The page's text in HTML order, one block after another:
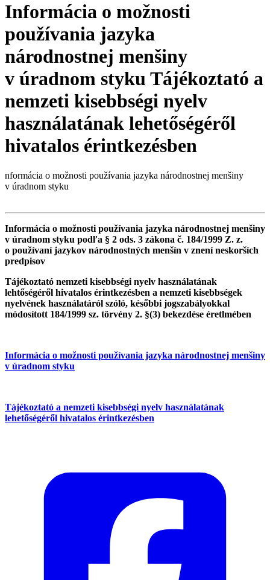
Informácia o možnosti
používania jazyka
národnostnej menšiny
v úradnom styku Tájékoztató a
nemzeti kisebbségi nyelv
használatának lehetőségéről
hivatalos érintkezésben
nformácia o možnosti používania jazyka národnostnej menšiny
v úradnom styku
Informácia o možnosti používania jazyka národnostnej menšiny
v úradnom styku podľa § 2 ods. 3 zákona č. 184/1999 Z. z.
o používaní jazykov národnostných menšín v znení neskorších
predpisov
Tájékoztató nemzeti kisebbségi nyelv használatának
lehtőségéről hivatalos érintkezésben a nemzeti kisebbségek
nyelvének használatáról szóló, későbbi jogszabályokkal
módosított 184/1999 sz. törvény 2. §(3) bekezdése éretlmében
Informácia o možnosti používania jazyka národnostnej menšiny
v úradnom styku
Tájékoztató a nemzeti kisebbségi nyelv használatának
lehetőségéről hivatalos érintkezésben